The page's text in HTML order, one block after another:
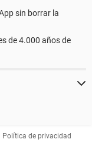
sin borrar la
de 4.000 años de
Política de privacidad